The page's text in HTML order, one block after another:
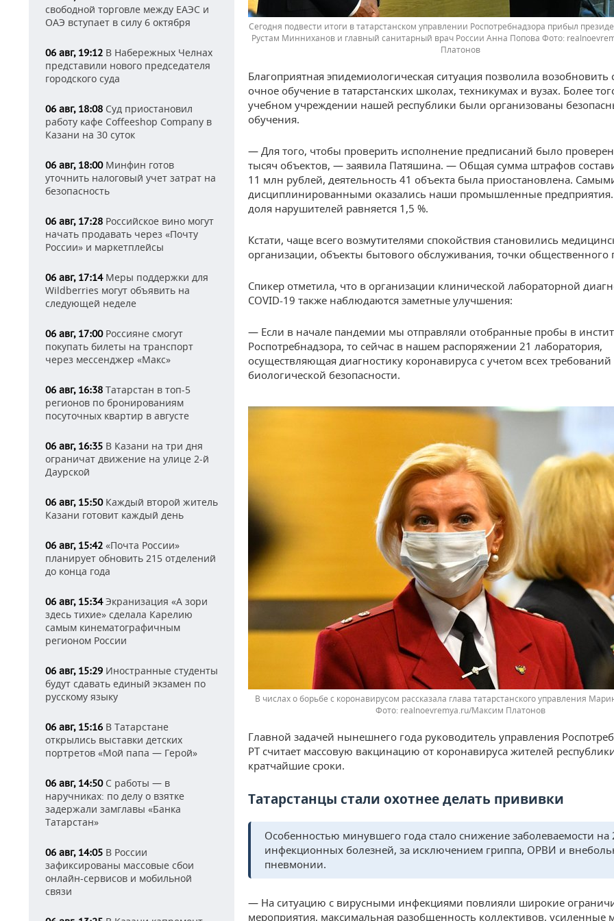
свободной торговле между ЕАЭС и
ОАЭ вступает в силу 6 октября
06 авг, 19:12 В Набережных Челнах
представили нового председателя
городского суда
06 авг, 18:08 Суд приостановил
работу кафе Coffeeshop Company в
Казани на 30 суток
06 авг, 18:00Минфин готов
уточнить налоговый учет затрат на
безопасность
06 авг, 17:28 Российское вино могут
начать продавать через «Почту
России» и маркетплейсы
06 авг, 17:14Меры поддержки для
Wildberries могут объявить на
следующей неделе
06 авг, 17:00Россияне смогут
покупать билеты на транспорт
через мессенджер «Макс»
06 авг, 16:38 Татарстан в топ-5
регионов по бронированиям
посуточных квартир в августе
06 авг, 16:35 В Казани на три дня
ограничат движение на улице 2-й
Даурской
06 авг, 15:50Каждый второй житель
Казани готовит каждый день
06 авг, 15:42 «Почта России»
планирует обновить 215 отделений
до конца года
06 авг, 15:34Экранизация «А зори
здесь тихие» сделала Карелию
самым кинематографичным
регионом России
06 авг, 15:29 Иностранные студенты
будут сдавать единый экзамен по
русскому языку
06 авг, 15:16 В Татарстане
открылись выставки детских
портретов «Мой папа — Герой»
06 авг, 14:50С работы — в
наручниках: по делу о взятке
задержали замглавы «Банка
Татарстан»
06 авг, 14:05 В России
зафиксированы массовые сбои
онлайн-сервисов и мобильной
связи
Сегодня подвести итоги в татарстанском управлении Роспотребнадзора прибыл
Рустам Минниханов и главный санитарный врач России Анна Попова
Платонов
Благоприятная эпидемиологическая ситуация позволила возобновить
очное обучение в татарстанских школах, техникумах и вузах. Более
учебном учреждении нашей республики были организованы
обучения.
— Для того, чтобы проверить исполнение предписаний было
тысяч объектов, — заявила Патяшина. — Общая сумма штрафов
11 млн рублей, деятельность 41 объекта была приостановлена.
дисциплинированными оказались наши промышленные
доля нарушителей равняется 1,5 %.
Кстати, чаще всего возмутителями спокойствия становились
организации, объекты бытового обслуживания, точки общественного
Спикер отметила, что в организации клинической лабораторной
COVID-19 также наблюдаются заметные улучшения:
— Если в начале пандемии мы отправляли отобранные пробы в
Роспотребнадзора, то сейчас в нашем распоряжении 21 лаборатория,
осуществляющая диагностику коронавируса с учетом всех требований
биологической безопасности.
В числах о борьбе с коронавирусом рассказала глава татарстанского управления
realnoevremya.ru/Максим Платонов
Главной задачей нынешнего года руководитель управления
РТ считает массовую вакцинацию от коронавируса жителей
кратчайшие сроки.
Татарстанцы стали охотнее делать прививки
Особенностью минувшего года стало снижение заболеваемости на
инфекционных болезней, за исключением гриппа, ОРВИ и
пневмонии.
— На ситуацию с вирусными инфекциями повлияли широкие
мероприятия, максимальная разобщенность коллективов, усиленные